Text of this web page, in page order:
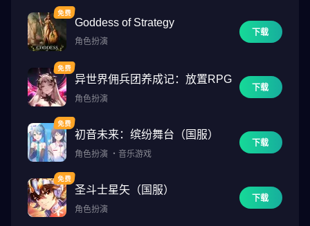
Goddess of Strategy
角色扮演
下载
异世界佣兵团养成记：放置RPG
角色扮演
下载
初音未来：缤纷舞台（国服）
角色扮演 ・ 音乐游戏
下载
圣斗士星矢（国服）
角色扮演
下载